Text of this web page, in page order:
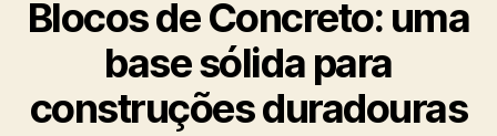
Blocos de Concreto: uma
base sólida para
construções duradouras